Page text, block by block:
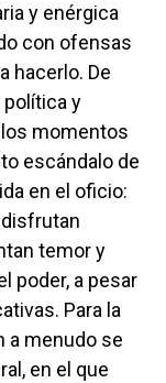
y enérgica
con ofensas
hacerlo. De
y
momentos
escándalo de
en el oficio:
temor y
poder, a pesar
Para la
a menudo se
en el que